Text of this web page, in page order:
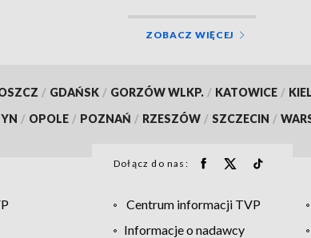
ZOBACZ WIĘCEJ
/ GDAŃSK / GORZÓW WLKP. / KATOWICE /
/ OPOLE / POZNAŃ / RZESZÓW / SZCZECIN /
Dołącz do nas:
Centrum informacji TVP
Informacje o nadawcy